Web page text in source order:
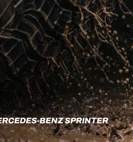
BENZ SPRINTER